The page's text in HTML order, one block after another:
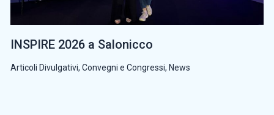
INSPIRE 2026 a Salonicco
Articoli Divulgativi, Convegni e Congressi, News